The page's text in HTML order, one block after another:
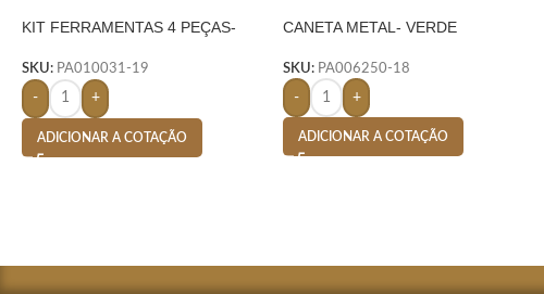
KIT FERRAMENTAS 4 PEÇAS-
SKU: PA010031-19
- +
ADICIONAR A COTAÇÃO
CANETA METAL- VERDE
SKU: PA006250-18
- +
ADICIONAR A COTAÇÃO